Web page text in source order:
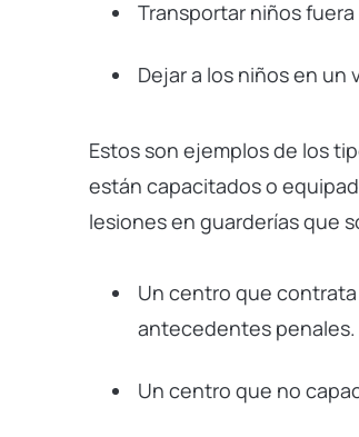
Transportar niños
Dejar a los niños en un
Estos son ejemplos de los
están capacitados o
lesiones en guarderías que
Un centro que
antecedentes penales.
Un centro que no